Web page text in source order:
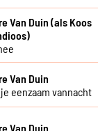
Van Duin (als Koos
Van Duin
eenzaam vannacht
Van Duin